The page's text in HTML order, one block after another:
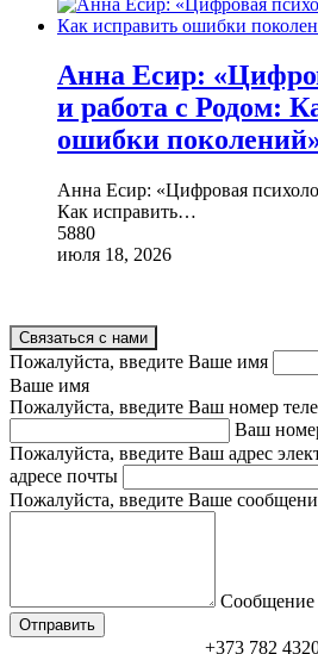
Анна Есир:
и работа с Родом:
ошибки
Анна Есир: «Цифровая
Как исправить…
5880
июля 18, 2026
Связаться с нами
Пожалуйста, введите Ваше имя
Ваше имя
Пожалуйста, введите Ваш номер
Ваш
Пожалуйста, введите Ваш адрес
адресе почты
Пожалуйста, введите Ваше
Сообщение
+373 782